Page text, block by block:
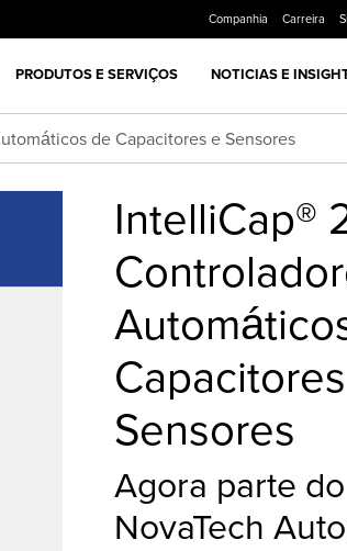
Companhia Carreira
PRODUTOS E SERVIÇOS NOTICIAS E
de Capacitores e Sensores
IntelliCap®
Sensores
Agora parte
NovaTech